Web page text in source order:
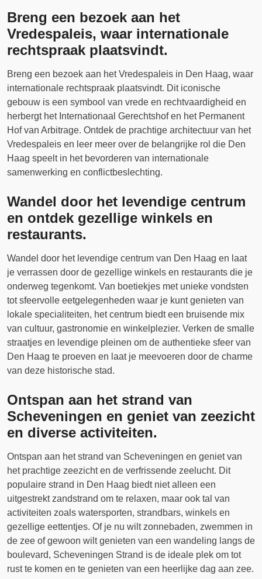
Breng een bezoek aan het
Vredespaleis, waar internationale
rechtspraak plaatsvindt.
Breng een bezoek aan het Vredespaleis in Den Haag, waar
internationale rechtspraak plaatsvindt. Dit iconische
gebouw is een symbool van vrede en rechtvaardigheid en
herbergt het Internationaal Gerechtshof en het Permanent
Hof van Arbitrage. Ontdek de prachtige architectuur van het
Vredespaleis en leer meer over de belangrijke rol die Den
Haag speelt in het bevorderen van internationale
samenwerking en conflictbeslechting.
Wandel door het levendige centrum
en ontdek gezellige winkels en
restaurants.
Wandel door het levendige centrum van Den Haag en laat
je verrassen door de gezellige winkels en restaurants die je
onderweg tegenkomt. Van boetiekjes met unieke vondsten
tot sfeervolle eetgelegenheden waar je kunt genieten van
lokale specialiteiten, het centrum biedt een bruisende mix
van cultuur, gastronomie en winkelplezier. Verken de smalle
straatjes en levendige pleinen om de authentieke sfeer van
Den Haag te proeven en laat je meevoeren door de charme
van deze historische stad.
Ontspan aan het strand van
Scheveningen en geniet van zeezicht
en diverse activiteiten.
Ontspan aan het strand van Scheveningen en geniet van
het prachtige zeezicht en de verfrissende zeelucht. Dit
populaire strand in Den Haag biedt niet alleen een
uitgestrekt zandstrand om te relaxen, maar ook tal van
activiteiten zoals watersporten, strandbars, winkels en
gezellige eettentjes. Of je nu wilt zonnebaden, zwemmen in
de zee of gewoon wilt genieten van een wandeling langs de
boulevard, Scheveningen Strand is de ideale plek om tot
rust te komen en te genieten van een heerlijke dag aan zee.